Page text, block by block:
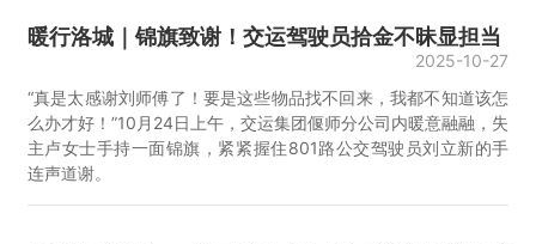
暖行洛城｜锦旗致谢！交运驾驶员拾金不昧显担当
2025-10-27
“真是太感谢刘师傅了！要是这些物品找不回来，我都不知道该怎
么办才好！”10月24日上午，交运集团偃师分公司内暖意融融，失
主卢女士手持一面锦旗，紧紧握住801路公交驾驶员刘立新的手
连声道谢。